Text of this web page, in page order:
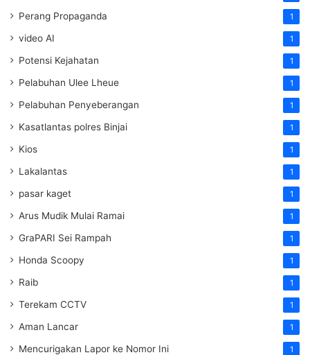
Perang Propaganda 1
video AI 1
Potensi Kejahatan 1
Pelabuhan Ulee Lheue 1
Pelabuhan Penyeberangan 1
Kasatlantas polres Binjai 1
Kios 1
Lakalantas 1
pasar kaget 1
Arus Mudik Mulai Ramai 1
GraPARI Sei Rampah 1
Honda Scoopy 1
Raib 1
Terekam CCTV 1
Aman Lancar 1
Mencurigakan Lapor ke Nomor Ini 1